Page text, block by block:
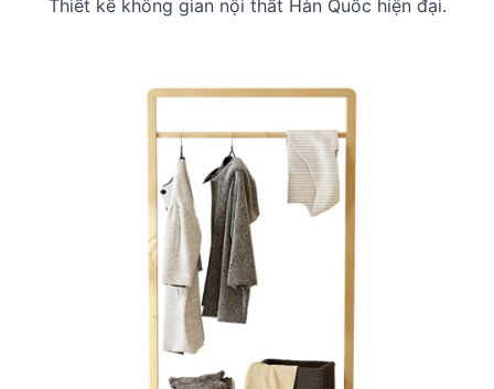
Thiết kế không gian nội thất Hàn Quốc hiện đại.